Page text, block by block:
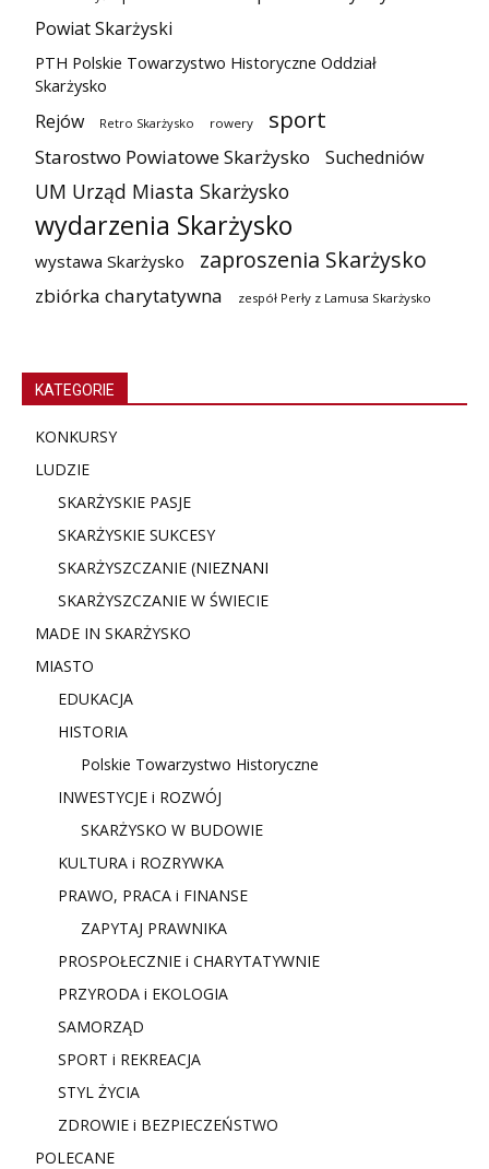
Powiat Skarżyski
PTH Polskie Towarzystwo Historyczne Oddział
Skarżysko
Rejów Retro Skarżysko rowery sport
Starostwo Powiatowe Skarżysko Suchedniów
UM Urząd Miasta Skarżysko
wydarzenia Skarżysko
wystawa Skarżysko zaproszenia Skarżysko
zbiórka charytatywna zespół Perły z Lamusa Skarżysko
KATEGORIE
KONKURSY
LUDZIE
SKARŻYSKIE PASJE
SKARŻYSKIE SUKCESY
SKARŻYSZCZANIE (NIEZNANI
SKARŻYSZCZANIE W ŚWIECIE
MADE IN SKARŻYSKO
MIASTO
EDUKACJA
HISTORIA
Polskie Towarzystwo Historyczne
INWESTYCJE i ROZWÓJ
SKARŻYSKO W BUDOWIE
KULTURA i ROZRYWKA
PRAWO, PRACA i FINANSE
ZAPYTAJ PRAWNIKA
PROSPOŁECZNIE i CHARYTATYWNIE
PRZYRODA i EKOLOGIA
SAMORZĄD
SPORT i REKREACJA
STYL ŻYCIA
ZDROWIE i BEZPIECZEŃSTWO
POLECANE